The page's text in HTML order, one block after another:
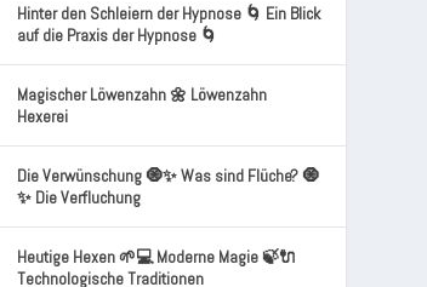
Hinter den Schleiern der Hypnose 🌀 Ein Blick
auf die Praxis der Hypnose 🌀
Magischer Löwenzahn 🌼 Löwenzahn
Hexerei
Die Verwünschung 🧿✨ Was sind Flüche? 🧿
✨ Die Verfluchung
Heutige Hexen 🌱💻 Moderne Magie 🍃🔌
Technologische Traditionen